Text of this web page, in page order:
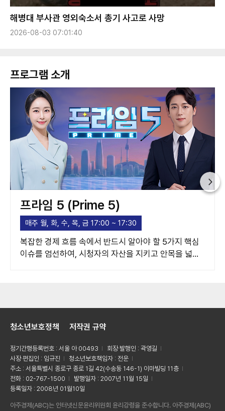
해병대 부사관 영외숙소서 총기 사고로 사망
2026-08-03 07:01:40
프로그램 소개
프라임 5 (Prime 5)
매주 월, 화, 수, 목, 금 17:00 ~ 17:30
복잡한 경제 흐름 속에서 반드시 알아야 할 5가지 핵심
이슈를 엄선하여, 시청자의 자산을 지키고 안목을 넓혀
청소년보호정책 저작권 규약
정기간행등록번호 : 서울 아 00493
회장·발행인 : 곽영길
사장·편집인 : 임규진
청소년보호책임자 : 전운
주소 : 서울특별시 종로구 종로 1길 42(수송동 146-1) 이마빌딩 11층
전화 : 02-767-1500
발행일자 : 2007년 11월 15일
등록일자 : 2008년 01월10일
아주경제(ABC)는 인터넷신문윤리위원회 윤리강령을 준수합니다. 아주경제(ABC)